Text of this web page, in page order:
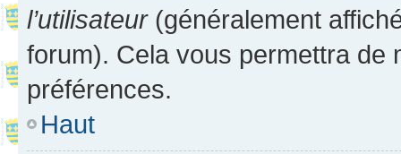
l’utilisateur(généralement
forum). Cela vous permettra de
préférences.
Haut